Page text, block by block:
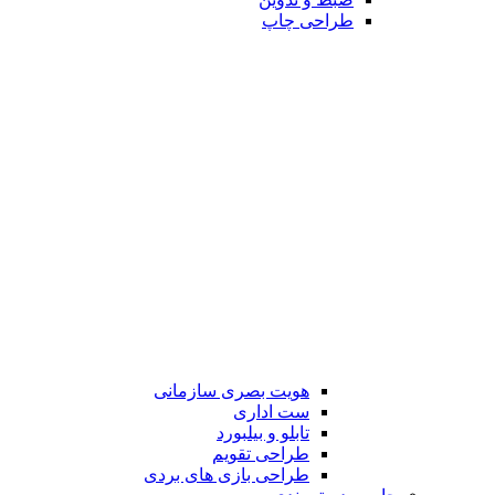
طراحی چاپ
هویت بصری سازمانی
ست اداری
تابلو و بیلبورد
طراحی تقویم
طراحی بازی های بردی